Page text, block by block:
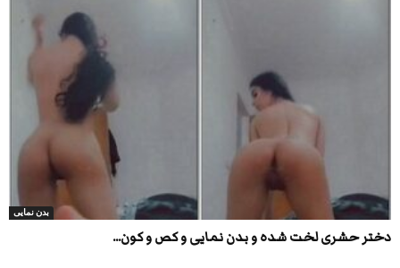
بدن نمایی
دختر حشری لخت شده و بدن نمایی و کص و کون...